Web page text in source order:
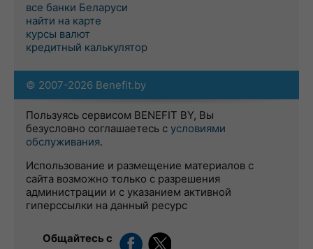
все банки Беларуси
найти на карте
курсы валют
кредитный калькулятор
© 2007-2026 Benefit.by
Пользуясь сервисом BENEFIT BY, Вы
безусловно соглашаетесь с условиями
обслуживания.
Использование и размещение материалов с
сайта возможно только с разрешения
администрации и с указанием активной
гиперссылки на данный ресурс
Общайтесь с